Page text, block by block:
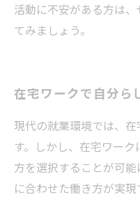
活動に不安がある方は
てみましょう。
在宅ワークで自分ら
現代の就業環境では、
す。しかし、在宅ワー
方を選択することが可
に合わせた働き方が実